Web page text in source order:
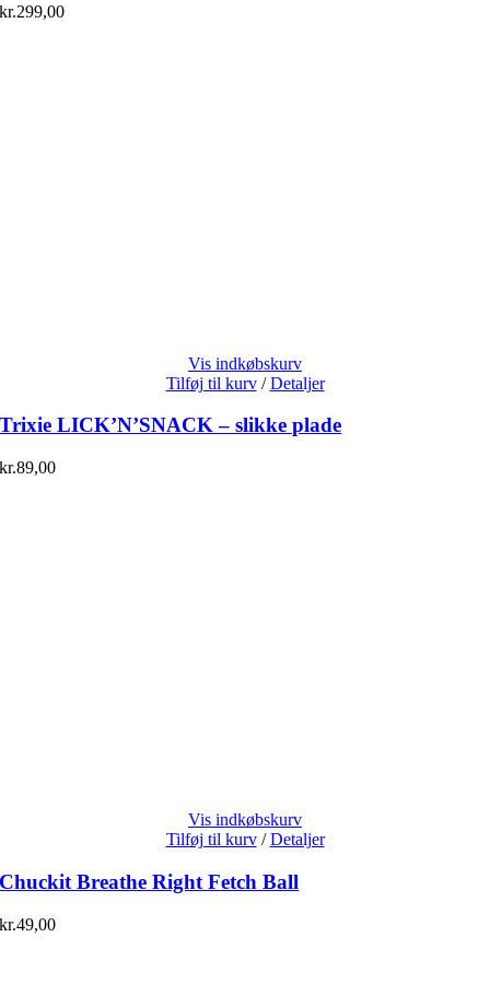
kr.299,00
Vis indkøbskurv
Tilføj til kurv / Detaljer
Trixie LICK’N’SNACK – slikke plade
kr.89,00
Vis indkøbskurv
Tilføj til kurv / Detaljer
Chuckit Breathe Right Fetch Ball
kr.49,00